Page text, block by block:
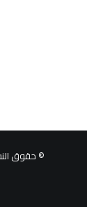
© حقوق النشر 2020، جميع الحقوق